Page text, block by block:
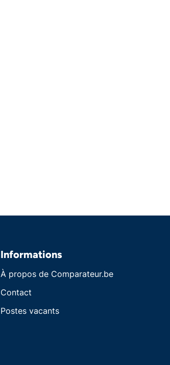
Informations
À propos de Comparateur.be
Contact
Postes vacants